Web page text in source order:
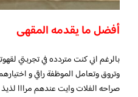
أفضل ما يقدمه المقهى
وتروق وتعامل الموظفة راقي و
صراحه الفلات وايت عندهم مرااا